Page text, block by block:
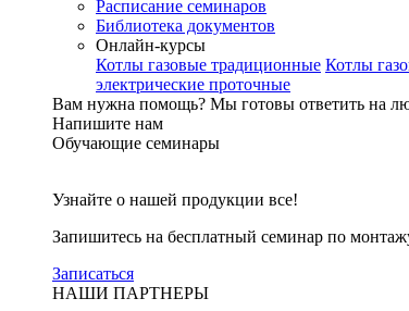
Расписание семинаров
Библиотека документов
Онлайн-курсы
Котлы газовые традиционные Котлы
электрические проточные
Вам нужна помощь? Мы готовы ответить на
Напишите нам
Обучающие семинары
Узнайте о нашей продукции все!
Запишитесь на бесплатный семинар по
Записаться
НАШИ ПАРТНЕРЫ